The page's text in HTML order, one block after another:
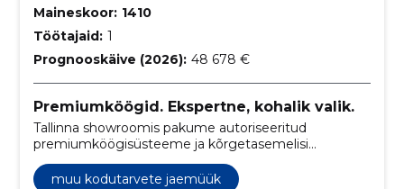
Maineskoor: 1410
Töötajaid: 1
Prognooskäive (2026): 48 678 €
Premiumköögid. Ekspertne, kohalik valik.
Tallinna showroomis pakume autoriseeritud
premiumköögisüsteeme ja kõrgetasemelisi
köögiseadmeid. Kureeritud brändivalik ja kohalik
nõustamine teevad valiku ja ostu lihtsaks.
muu kodutarvete jaemüük